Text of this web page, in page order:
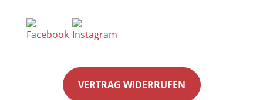
VERTRAG WIDERRUFEN